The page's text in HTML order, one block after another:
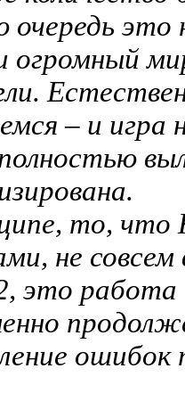
очередь это
огромный
– и игра
то, что
не
это